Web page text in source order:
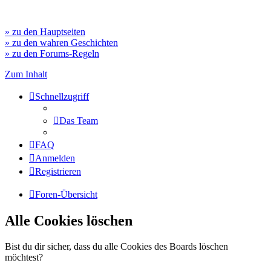
» zu den Hauptseiten
» zu den wahren Geschichten
» zu den Forums-Regeln
Zum Inhalt
Schnellzugriff
Das Team
FAQ
Anmelden
Registrieren
Foren-Übersicht
Alle Cookies löschen
Bist du dir sicher, dass du alle Cookies des Boards löschen
möchtest?